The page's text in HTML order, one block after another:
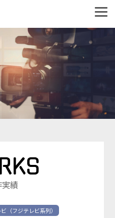
績
（フジテレビ系列）